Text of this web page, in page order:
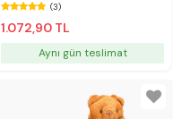
(3)
1.072,90 TL
Aynı gün teslimat